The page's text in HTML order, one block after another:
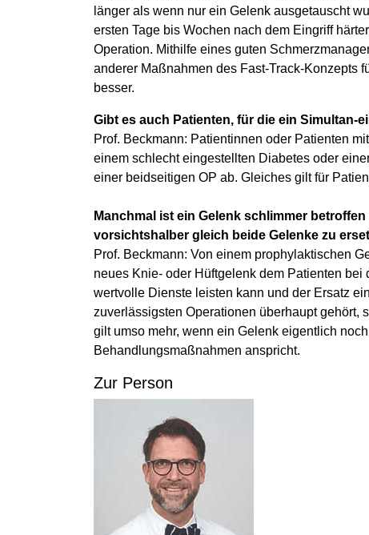
länger als wenn nur ein Gelenk ausgetauscht
ersten Tage bis Wochen nach dem Eingriff
Operation. Mithilfe eines guten
anderer Maßnahmen des Fast-Track-Konzepts
besser.
Gibt es auch Patienten, für die ein Simultan-
Prof. Beckmann: Patientinnen oder Patienten
einem schlecht eingestellten Diabetes oder
einer beidseitigen OP ab. Gleiches gilt für
Manchmal ist ein Gelenk schlimmer
vorsichtshalber gleich beide Gelenke zu
Prof. Beckmann: Von einem prophylaktischen
neues Knie- oder Hüftgelenk dem Patienten
wertvolle Dienste leisten kann und der Ersatz
zuverlässigsten Operationen überhaupt gehört,
gilt umso mehr, wenn ein Gelenk eigentlich
Behandlungsmaßnahmen anspricht.
Zur Person